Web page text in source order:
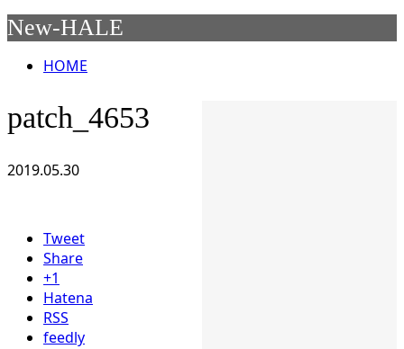
New-HALE
HOME
patch_4653
2019.05.30
Tweet
Share
+1
Hatena
RSS
feedly